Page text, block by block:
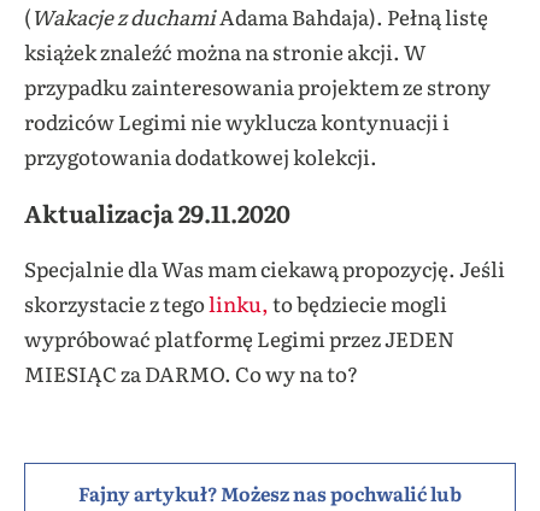
(Wakacje z duchamiAdama Bahdaja). Pełną listę
książek znaleźć można na stronie akcji. W
przypadku zainteresowania projektem ze strony
rodziców Legimi nie wyklucza kontynuacji i
przygotowania dodatkowej kolekcji.
Aktualizacja 29.11.2020
Specjalnie dla Was mam ciekawą propozycję. Jeśli
skorzystacie z tegolinku,to będziecie mogli
wypróbować platformę Legimi przez JEDEN
MIESIĄC za DARMO. Co wy na to?
Fajny artykuł? Możesz nas pochwalić lub